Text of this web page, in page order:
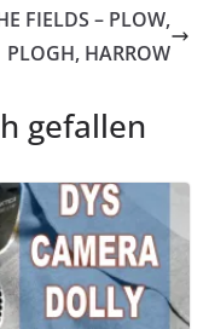
FIELDS – PLOW,
PLOGH, HARROW
gefallen